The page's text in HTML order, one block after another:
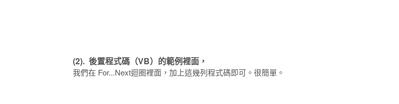
(2). 後置程式碼（VB）的範例裡面，
我們在 For...Next迴圈裡面，加上這幾列程式碼即可。很簡單。